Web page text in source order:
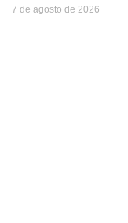
7 de agosto de 2026